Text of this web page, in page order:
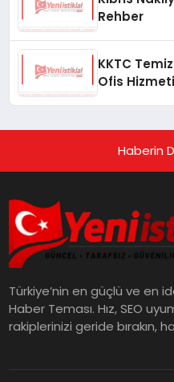
Rehber
KKTC
Ofis Hizmeti
Haberin
Türkiye’nin en güçlü ve en
Haber Teması. Hız, SEO
rakiplerinizi geride bırakın,